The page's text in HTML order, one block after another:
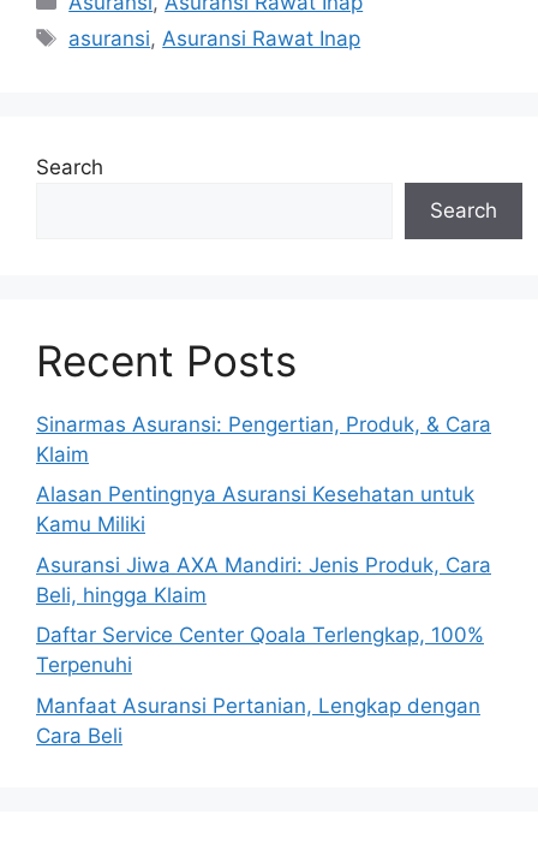
Tags
asuransi, Asuransi Rawat Inap
Search
Search
Recent Posts
Sinarmas Asuransi: Pengertian, Produk, & Cara
Klaim
Alasan Pentingnya Asuransi Kesehatan untuk
Kamu Miliki
Asuransi Jiwa AXA Mandiri: Jenis Produk, Cara
Beli, hingga Klaim
Daftar Service Center Qoala Terlengkap, 100%
Terpenuhi
Manfaat Asuransi Pertanian, Lengkap dengan
Cara Beli